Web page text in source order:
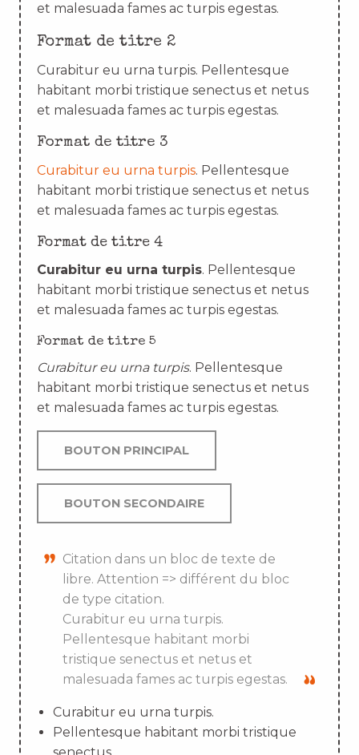
et malesuada fames ac turpis egestas.
Format de titre 2
Curabitur eu urna turpis. Pellentesque
habitant morbi tristique senectus et netus
et malesuada fames ac turpis egestas.
Format de titre 3
Curabitur eu urna turpis. Pellentesque
habitant morbi tristique senectus et netus
et malesuada fames ac turpis egestas.
Format de titre 4
Curabitur eu urna turpis. Pellentesque
habitant morbi tristique senectus et netus
et malesuada fames ac turpis egestas.
Format de titre 5
Curabitur eu urna turpis. Pellentesque
habitant morbi tristique senectus et netus
et malesuada fames ac turpis egestas.
BOUTON PRINCIPAL
BOUTON SECONDAIRE
Citation dans un bloc de texte de
libre. Attention => différent du bloc
de type citation.
Curabitur eu urna turpis.
Pellentesque habitant morbi
tristique senectus et netus et
malesuada fames ac turpis egestas.
Curabitur eu urna turpis.
Pellentesque habitant morbi tristique